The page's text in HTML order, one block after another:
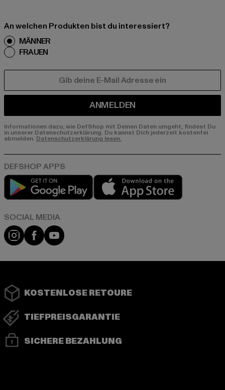
An welchen Produkten bist du interessiert?
MÄNNER
FRAUEN
ANMELDEN
Informationen dazu, wie DefShop mit Deinen Daten umgeht, findest Du
in unserer Datenschutzerklärung. Du kannst Dich jederzeit kostenfei
abmelden. Datenschutzerklärung lesen.
Play market
Instagram
FacebookYouTube
KOSTENLOSE RETOURE
TIEFPREISGARANTIE
SICHERE BEZAHLUNG